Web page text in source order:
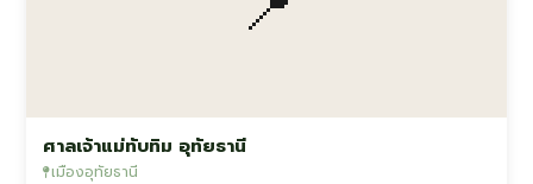
ศาลเจ้าแม่ทับทิม อุทัยธานี
เมืองอุทัยธานี